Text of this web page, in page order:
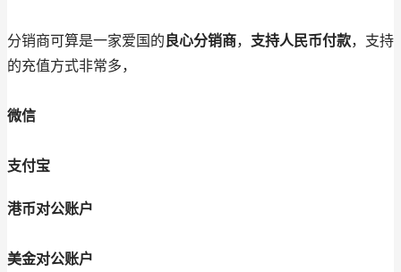
分销商可算是一家爱国的良心分销商， 支持人民币付款，支持
的充值方式非常多，
微信
支付宝
港币对公账户
美金对公账户